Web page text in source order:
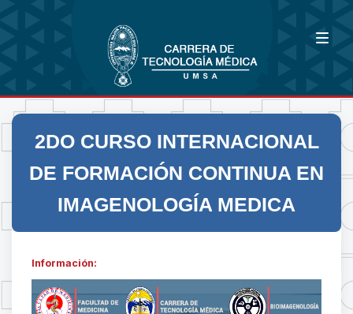
2DO CURSO INTERNACIONAL
DE FORMACIÓN CONTINUA EN
IMAGENOLOGÍA MEDICA
Información: